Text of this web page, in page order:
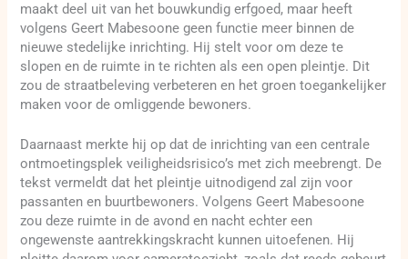
maakt deel uit van het bouwkundig erfgoed, maar heeft
volgens Geert Mabesoone geen functie meer binnen de
nieuwe stedelijke inrichting. Hij stelt voor om deze te
slopen en de ruimte in te richten als een open pleintje. Dit
zou de straatbeleving verbeteren en het groen toegankelijker
maken voor de omliggende bewoners.
Daarnaast merkte hij op dat de inrichting van een centrale
ontmoetingsplek veiligheidsrisico’s met zich meebrengt. De
tekst vermeldt dat het pleintje uitnodigend zal zijn voor
passanten en buurtbewoners. Volgens Geert Mabesoone
zou deze ruimte in de avond en nacht echter een
ongewenste aantrekkingskracht kunnen uitoefenen. Hij